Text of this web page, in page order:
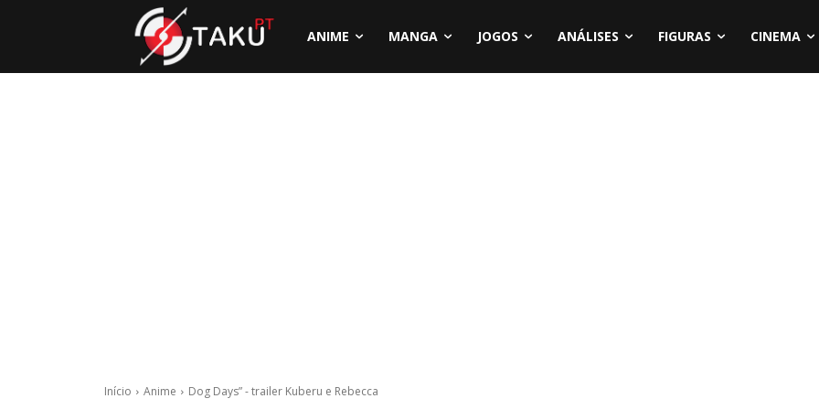
ANIME MANGA JOGOS ANÁLISES FIGURAS CINEMA
Início Anime Dog Days” - trailer Kuberu e Rebecca